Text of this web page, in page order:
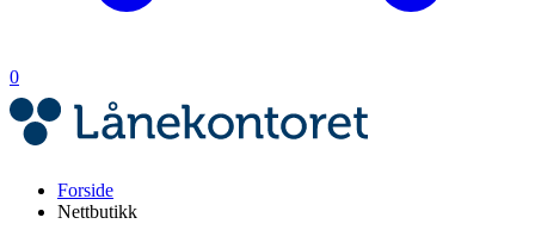
0
Forside
Nettbutikk